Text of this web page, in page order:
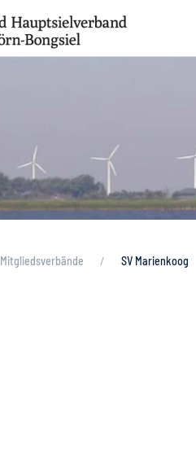
Mitgliedsverbände SV Marienkoog